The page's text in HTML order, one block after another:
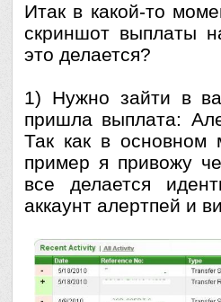
Итак в какой-то
скриншот выплаты
это делается?
1) Нужно зайти в
пришла выплата:
Так как в
пример я привожу
все делается
аккаунт алертпей и